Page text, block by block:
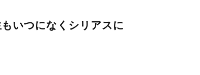
いつになくシリアスに